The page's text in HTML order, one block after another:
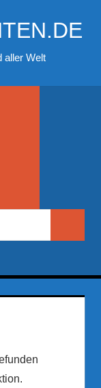
aller Welt